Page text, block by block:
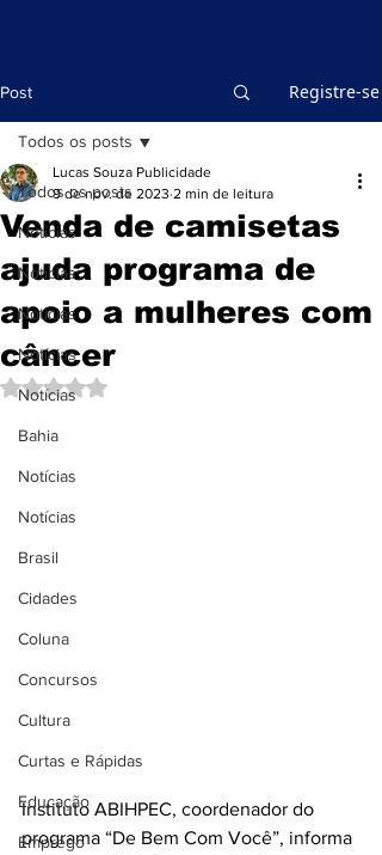
Post Registre-se
Todos os posts
Notícias
Notícias
Notícias
Notícias
Notícias
Bahia
Notícias
Notícias
Brasil
Cidades
Coluna
Concursos
Cultura
Curtas e Rápidas
Educação
Emprego
Todos os posts
Venda de camisetas
ajuda programa de
apoio a mulheres com
câncer
Lucas Souza Publicidade
9 de nov. de 2023 2 min de leitura
Avaliado com NaN de 5 estrelas.
Instituto ABIHPEC, coordenador do
programa “De Bem Com Você”, informa